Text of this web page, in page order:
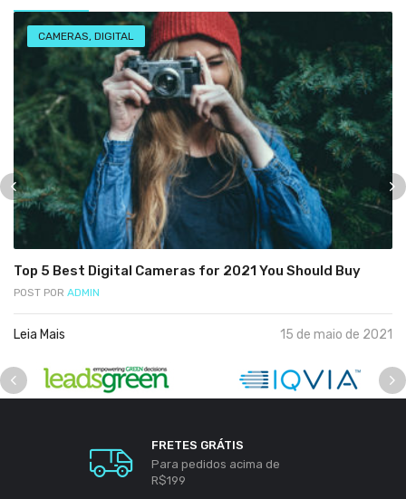
CAMERAS, DIGITAL
Top 5 Best Digital Cameras for 2021 You Should Buy
POST POR ADMIN
Leia Mais 15 de maio de 2021
FRETES GRÁTIS
Para pedidos acima de
R$199